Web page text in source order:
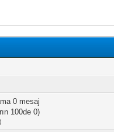
0 mesaj
100de 0)
)